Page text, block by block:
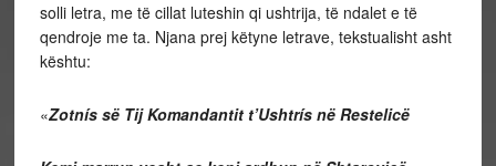
solli letra, me të cillat luteshin qi ushtrija, të ndalet e të
qendroje me ta. Njana prej këtyne letrave, tekstualisht asht
kështu:
«Zotnís së Tij Komandantit t’Ushtrís në Restelicë